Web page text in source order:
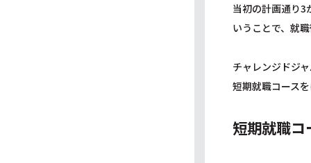
当初の計画通り3
いうことで、就
チャレンジドジ
短期就職コース
短期就職コ